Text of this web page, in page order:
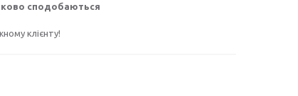
сподобаються
клієнту!